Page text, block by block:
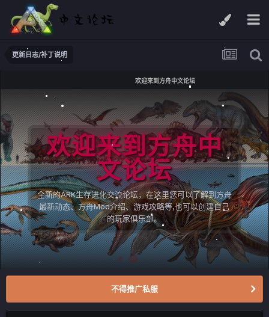
更新日志/补丁说明
欢迎来到方舟中文论坛
欢迎来到方舟中
文论坛
全新的ARK生存进化交流论坛，在这里您可以了解到方舟
最新动态、方舟Mod介绍、游戏攻略等,也可以创建自己
的玩家俱乐部。
不得推广私服